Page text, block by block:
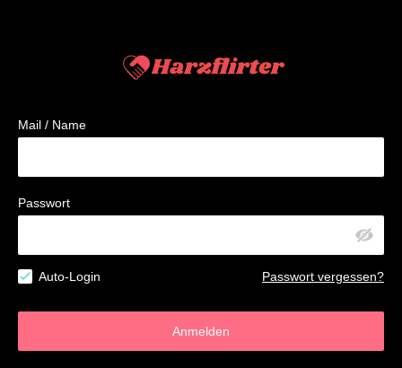
Mail / Name
Passwort
Auto-Login Passwort vergessen?
Anmelden